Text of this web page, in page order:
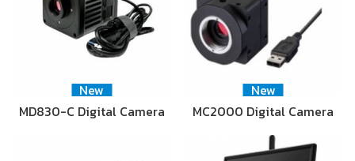
New
MD830-C Digital Camera
New
MC2000 Digital Camera